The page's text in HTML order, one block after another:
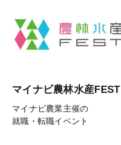
マイナビ農林水産FEST
マイナビ農業主催の
就職・転職イベント